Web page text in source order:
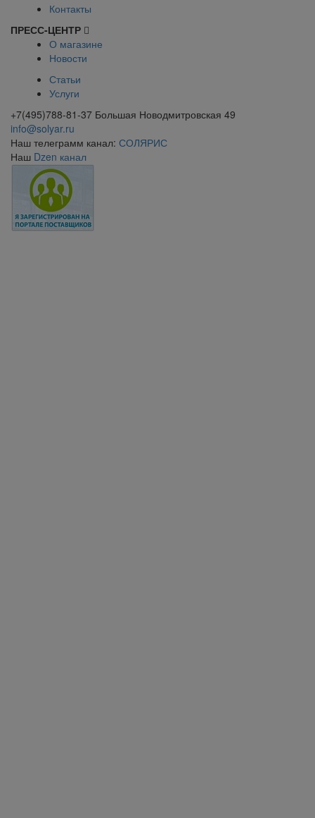
Контакты
ПРЕСС-ЦЕНТР
О магазине
Новости
Статьи
Услуги
+7(495)788-81-37 Большая Новодмитровская 49
info@solyar.ru
Наш телеграмм канал: СОЛЯРИС
Наш Dzen канал